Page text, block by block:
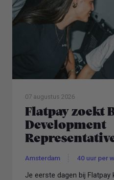
07 augustus 2026
Flatpay zoekt
Development
Amsterdam 40 uur per
Je eerste dagen bij Flatpay